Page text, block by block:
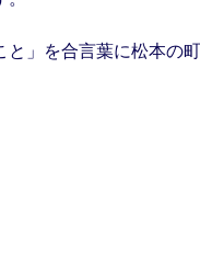
と」を合言葉に松本の